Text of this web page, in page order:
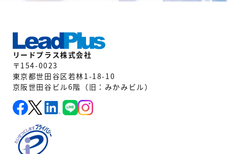
リードプラス株式会社
〒154-0023
東京都世田谷区若林1-18-10
京阪世田谷ビル6階（旧：みかみビル）